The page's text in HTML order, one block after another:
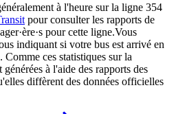
à l'heure sur la ligne 354
pour consulter les rapports de
pour cette ligne.Vous
indiquant si votre bus est arrivé en
ces statistiques sur la
à l'aide des rapports des
diffèrent des données officielles